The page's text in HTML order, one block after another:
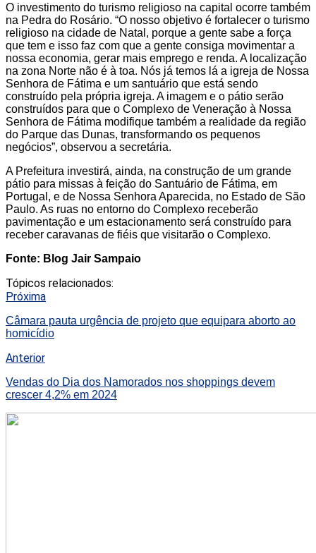
O investimento do turismo religioso na capital ocorre também
na Pedra do Rosário. “O nosso objetivo é fortalecer o turismo
religioso na cidade de Natal, porque a gente sabe a força
que tem e isso faz com que a gente consiga movimentar a
nossa economia, gerar mais emprego e renda. A localização
na zona Norte não é à toa. Nós já temos lá a igreja de Nossa
Senhora de Fátima e um santuário que está sendo
construído pela própria igreja. A imagem e o pátio serão
construídos para que o Complexo de Veneração à Nossa
Senhora de Fátima modifique também a realidade da região
do Parque das Dunas, transformando os pequenos
negócios”, observou a secretária.
A Prefeitura investirá, ainda, na construção de um grande
pátio para missas à feição do Santuário de Fátima, em
Portugal, e de Nossa Senhora Aparecida, no Estado de São
Paulo. As ruas no entorno do Complexo receberão
pavimentação e um estacionamento será construído para
receber caravanas de fiéis que visitarão o Complexo.
Fonte: Blog Jair Sampaio
Tópicos relacionados:
Próxima
Câmara pauta urgência de projeto que equipara aborto ao
homicídio
Anterior
Vendas do Dia dos Namorados nos shoppings devem
crescer 4,2% em 2024